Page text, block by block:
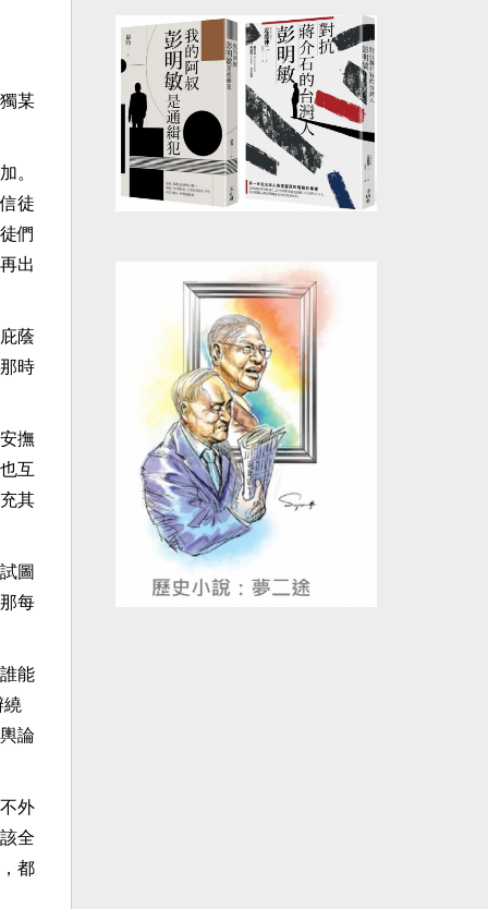
某
。
徒
們
出
蔭
時
撫
互
其
圖
每
能
繞
論
外
全
都